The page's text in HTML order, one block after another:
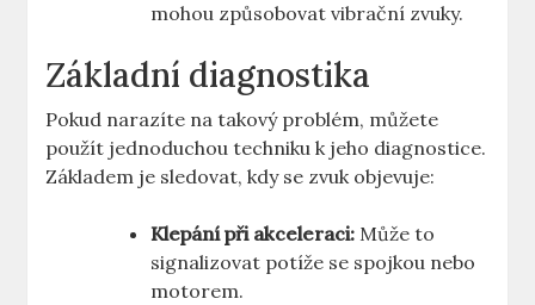
mohou způsobovat vibrační zvuky.
Základní diagnostika
Pokud narazíte na takový problém, můžete
použít jednoduchou techniku k jeho diagnostice.
Základem je sledovat, kdy se zvuk objevuje:
Klepání při akceleraci: Může to
signalizovat potíže se spojkou nebo
motorem.